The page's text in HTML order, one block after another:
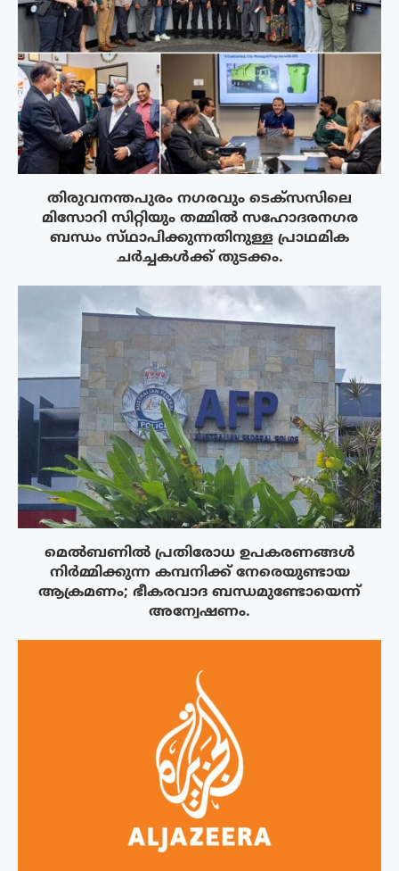
തിരുവനന്തപുരം നഗരവും ടെക്‌സസിലെ
മിസോറി സിറ്റിയും തമ്മിൽ സഹോദരനഗര
ബന്ധം സ്‌ഥാപിക്കുന്നതിനുള്ള പ്രാഥമിക
ചർച്ചകൾക്ക് തുടക്കം.
മെൽബണിൽ പ്രതിരോധ ഉപകരണങ്ങൾ
നിർമ്മിക്കുന്ന കമ്പനിക്ക് നേരെയുണ്ടായ
ആക്രമണം; ഭീകരവാദ ബന്ധമുണ്ടോയെന്ന്
അന്വേഷണം.